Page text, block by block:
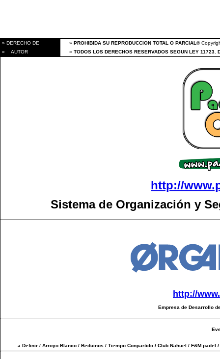
» DERECHO DE » PROHIBIDA SU REPRODUCCION TOTAL O PARCIAL®
» AUTOR
» TODOS LOS DERECHOS RESERVADOS SEGUN LEY
http://
Sistema de Organización y
http://
Empresa de Desarrollo
a Definir / Arroyo Blanco / Beduinos / Tiempo Conpartido / Club Nahuel / F&M